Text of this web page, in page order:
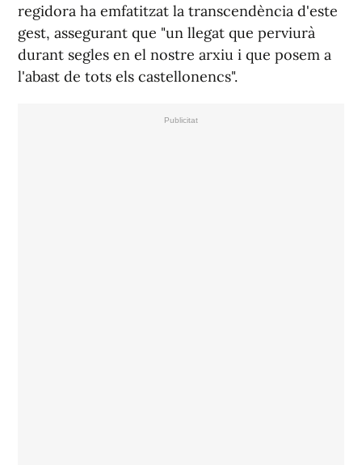
regidora ha emfatitzat la transcendència d'este
gest, assegurant que "un llegat que perviurà
durant segles en el nostre arxiu i que posem a
l'abast de tots els castellonencs".